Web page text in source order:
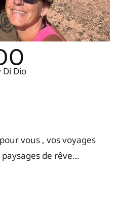
Di Dio
vous , vos voyages
de rêve…